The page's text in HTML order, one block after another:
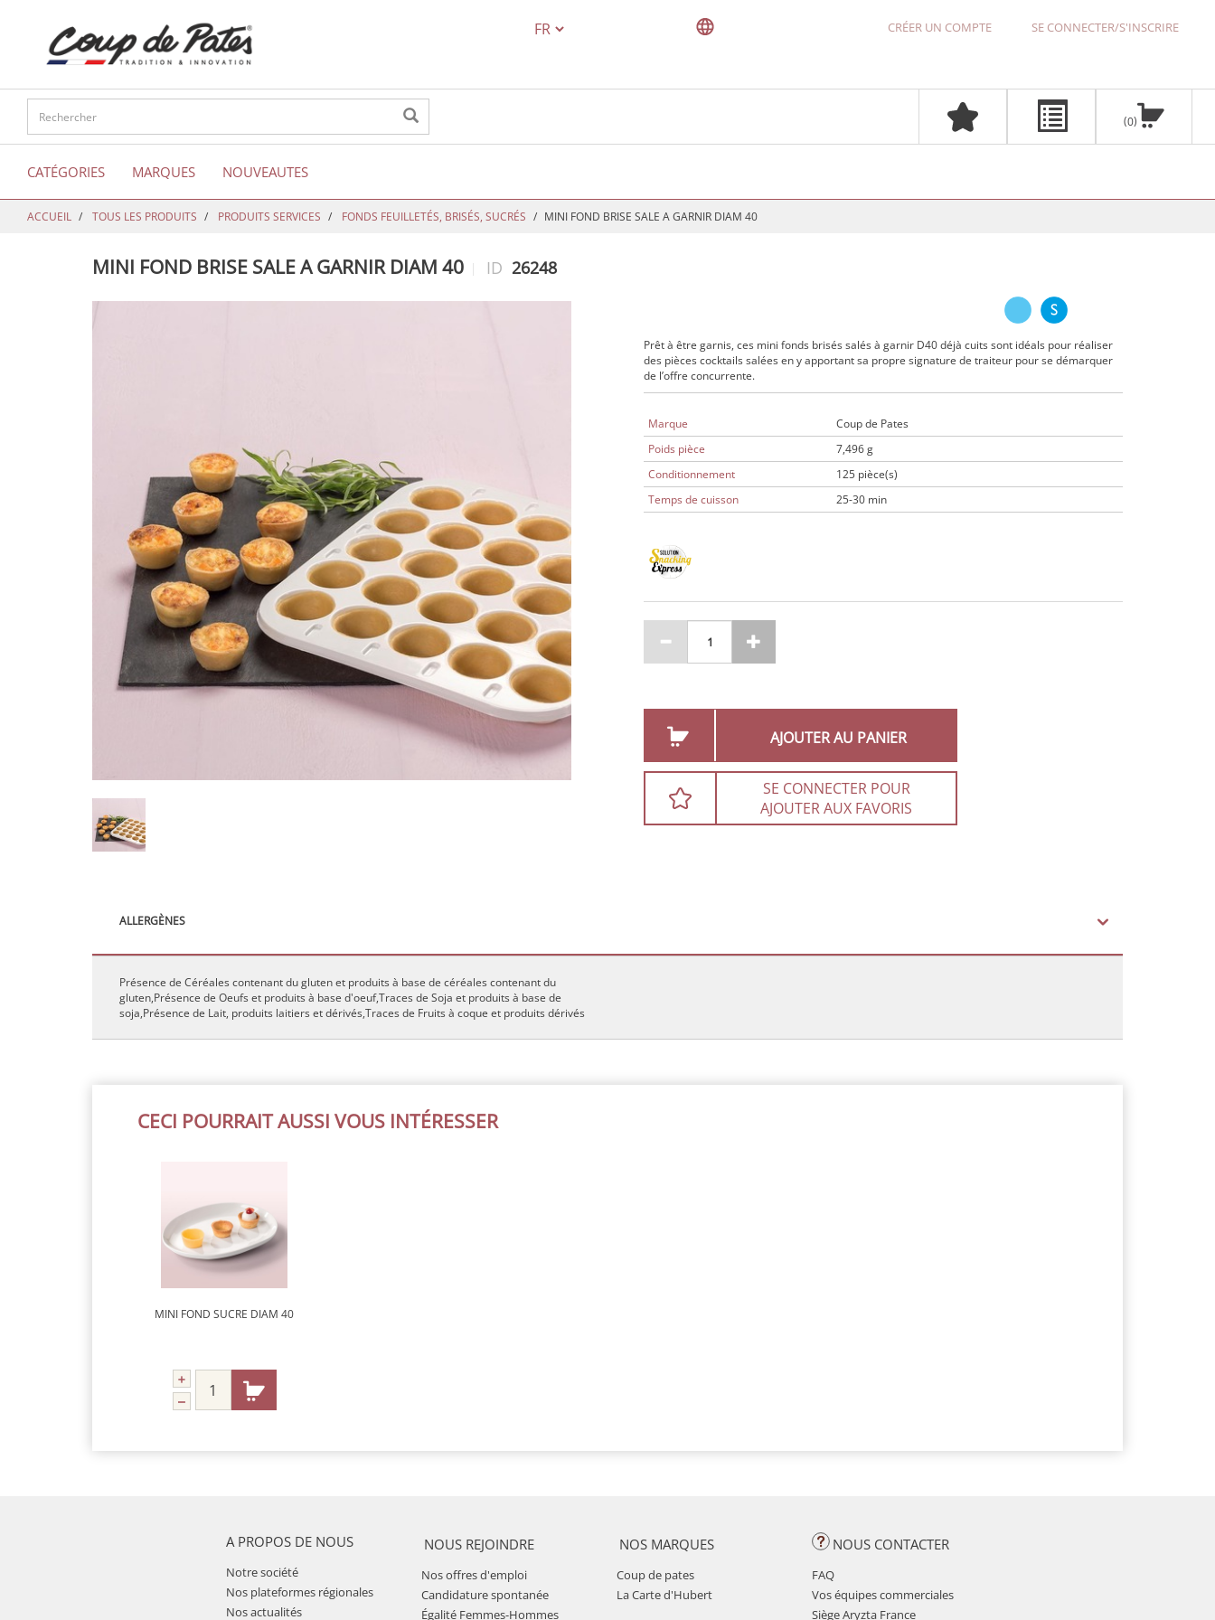
TEXT.LANGUAGE CRÉER UN COMPTE SE CONNECTER/S'INSCRIRE
0
CATÉGORIES MARQUES NOUVEAUTES
ACCUEIL TOUS LES PRODUITS PRODUITS SERVICES FONDS FEUILLETÉS, BRISÉS, SUCRÉS MINI FOND BRISE SALE A GARNIR DIAM 40
MINI FOND BRISE SALE A GARNIR DIAM 40 ID 26248
Prêt à être garnis, ces mini fonds brisés salés à garnir D40 déjà cuits sont idéals pour réaliser
des pièces cocktails salées en y apportant sa propre signature de traiteur pour se démarquer
de l’offre concurrente.
Marque
Coup de Pates
Poids pièce
7,496 g
Conditionnement
125 pièce(s)
Temps de cuisson
25-30 min
AJOUTER AU PANIER
SE CONNECTER POUR
AJOUTER AUX FAVORIS
ALLERGÈNES
Présence de Céréales contenant du gluten et produits à base de céréales contenant du
gluten,Présence de Oeufs et produits à base d'oeuf,Traces de Soja et produits à base de
soja,Présence de Lait, produits laitiers et dérivés,Traces de Fruits à coque et produits dérivés
CECI POURRAIT AUSSI VOUS INTÉRESSER
MINI FOND SUCRE DIAM 40
A PROPOS DE NOUS
Notre société
Nos plateformes régionales
Nos actualités
NOUS REJOINDRE
Nos offres d'emploi
Candidature spontanée
Égalité Femmes-Hommes
NOS MARQUES
Coup de pates
La Carte d'Hubert
NOUS CONTACTER
FAQ
Vos équipes commerciales
Siège Aryzta France